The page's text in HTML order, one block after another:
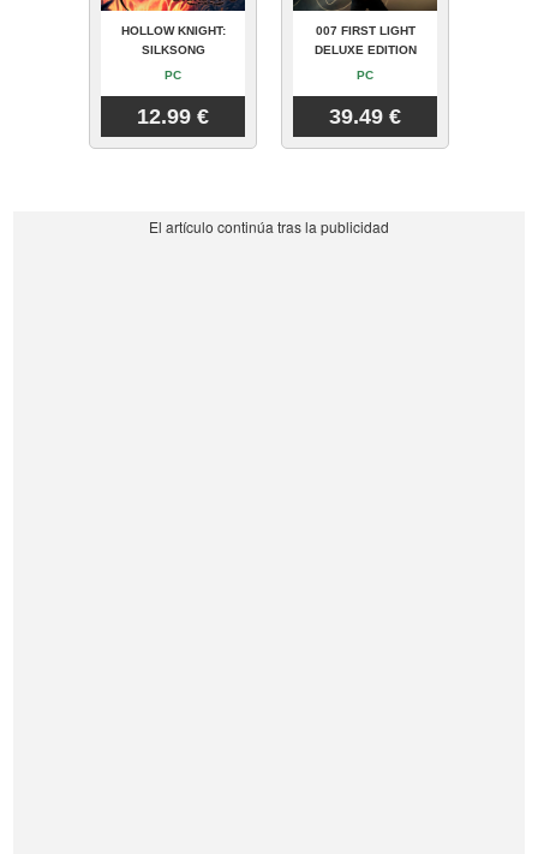
HOLLOW KNIGHT:
SILKSONG
PC
12.99 €
007 FIRST LIGHT
DELUXE EDITION
PC
39.49 €